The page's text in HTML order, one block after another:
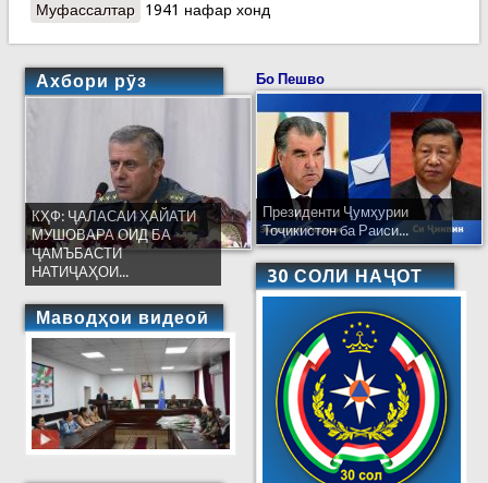
Муфассалтаро АНОНС: Хонданиҳо ва диданиҳои ин ҳафта
1941 нафар хонд
Ахбори рӯз
КҲФ: ҶАЛАСАИ ҲАЙАТИ
МУШОВАРА ОИД БА
ҶАМЪБАСТИ
НАТИҶАҲОИ...
Маводҳои видеоӣ
Бо Пешво
Президенти Ҷумҳурии
Тоҷикистон ба Раиси...
30 СОЛИ НАҶОТ